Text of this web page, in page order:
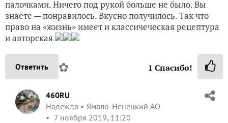
палочками. Ничего под рукой больше не было. Вы
знаете — понравилось. Вкусно получилось. Так что
право на «жизнь» имеет и классичеческая рецептура
и авторская
Ответить ✿ 1 Спасибо!
460RU
Надежда
Ямало-Ненецкий АО
7 ноября 2019, 11:20